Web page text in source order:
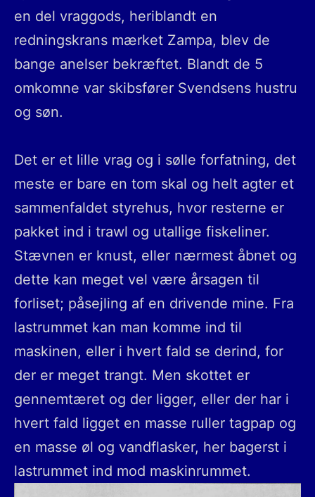
en del vraggods, heriblandt en
redningskrans mærket Zampa, blev de
bange anelser bekræftet. Blandt de 5
omkomne var skibsfører Svendsens hustru
og søn.
Det er et lille vrag og i sølle forfatning, det
meste er bare en tom skal og helt agter et
sammenfaldet styrehus, hvor resterne er
pakket ind i trawl og utallige fiskeliner.
Stævnen er knust, eller nærmest åbnet og
dette kan meget vel være årsagen til
forliset; påsejling af en drivende mine. Fra
lastrummet kan man komme ind til
maskinen, eller i hvert fald se derind, for
der er meget trangt. Men skottet er
gennemtæret og der ligger, eller der har i
hvert fald ligget en masse ruller tagpap og
en masse øl og vandflasker, her bagerst i
lastrummet ind mod maskinrummet.